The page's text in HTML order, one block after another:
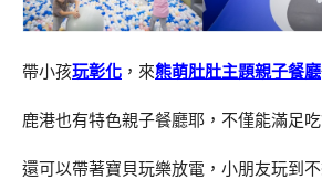
帶小孩玩彰化 ，來熊萌肚肚主題親子餐廳
鹿港也有特色親子餐廳耶，不僅能滿足
還可以帶著寶貝玩樂放電，小朋友玩到